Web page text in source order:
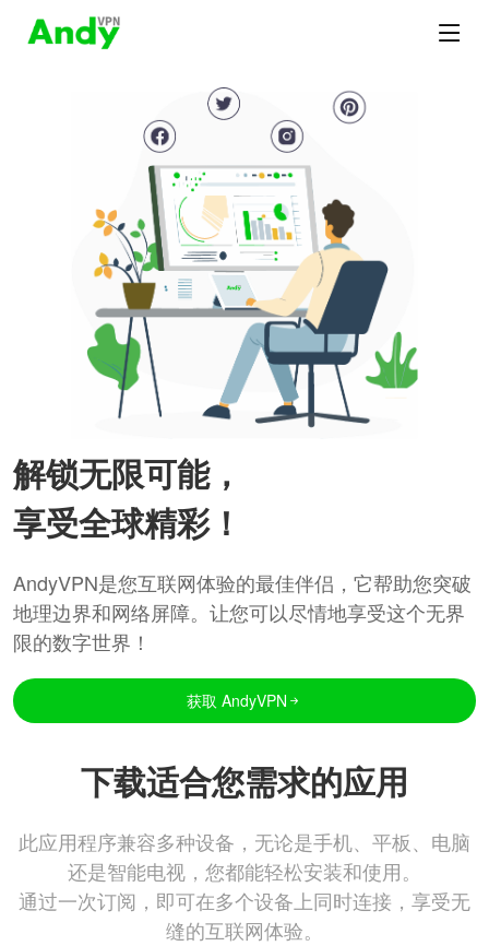
解锁无限可能，
享受全球精彩！
AndyVPN是您互联网体验的最佳伴侣，它帮助您突破
地理边界和网络屏障。让您可以尽情地享受这个无界
限的数字世界！
获取 AndyVPN
下载适合您需求的应用
此应用程序兼容多种设备，无论是手机、平板、电脑
还是智能电视，您都能轻松安装和使用。
通过一次订阅，即可在多个设备上同时连接，享受无
缝的互联网体验。